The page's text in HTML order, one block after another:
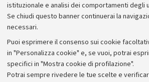
istituzionale e analisi dei comportamenti degli
Se chiudi questo banner continuerai la
necessari.
Puoi esprimere il consenso sui cookie
in "Personalizza cookie" e, se vuoi, potrai
specifici in "Mostra cookie di profilazione".
Potrai sempre rivedere le tue scelte e
Archivio
Comunicati stampa
Redazione